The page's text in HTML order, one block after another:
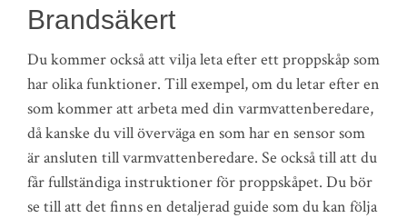
Brandsäkert
Du kommer också att vilja leta efter ett proppskåp som
har olika funktioner. Till exempel, om du letar efter en
som kommer att arbeta med din varmvattenberedare,
då kanske du vill överväga en som har en sensor som
är ansluten till varmvattenberedare. Se också till att du
får fullständiga instruktioner för proppskåpet. Du bör
se till att det finns en detaljerad guide som du kan följa